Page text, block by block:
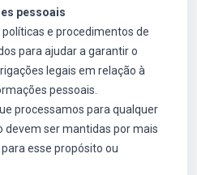
pessoais
políticas e procedimentos de
para ajudar a garantir o
legais em relação à
pessoais.
processamos para qualquer
devem ser mantidas por mais
esse propósito ou